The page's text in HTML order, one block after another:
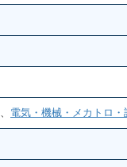
電気・機械・メカトロ・